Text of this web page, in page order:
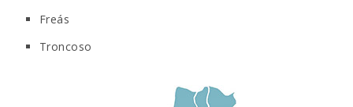
Freás
Troncoso